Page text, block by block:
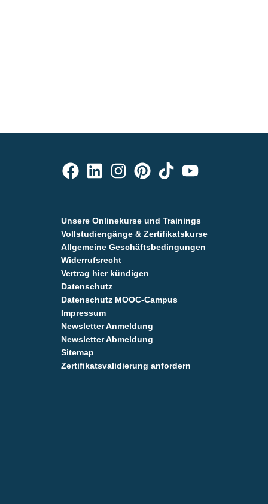
Unsere Onlinekurse und Trainings
Vollstudiengänge & Zertifikatskurse
Allgemeine Geschäftsbedingungen
Widerrufsrecht
Vertrag hier kündigen
Datenschutz
Datenschutz MOOC-Campus
Impressum
Newsletter Anmeldung
Newsletter Abmeldung
Sitemap
Zertifikatsvalidierung anfordern